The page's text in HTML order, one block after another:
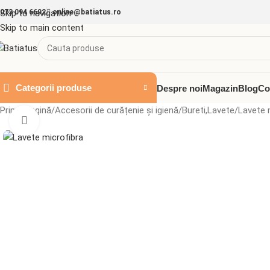
Skip to navigation
Skip to main content
094 6692 online@batiatus.ro
Categorii produse Despre noiMagazinBlog
Prima pagină Accesorii de curățenie și igienă Bureti,Lavete Lavete